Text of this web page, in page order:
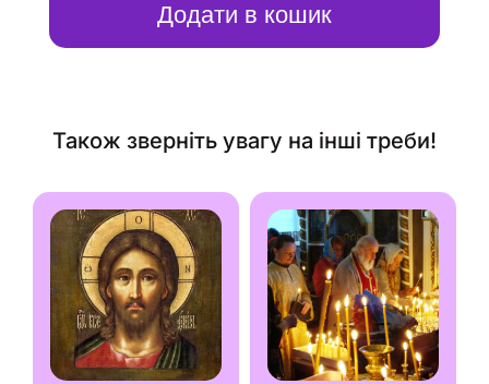
Додати в кошик
Також зверніть увагу на інші треби!